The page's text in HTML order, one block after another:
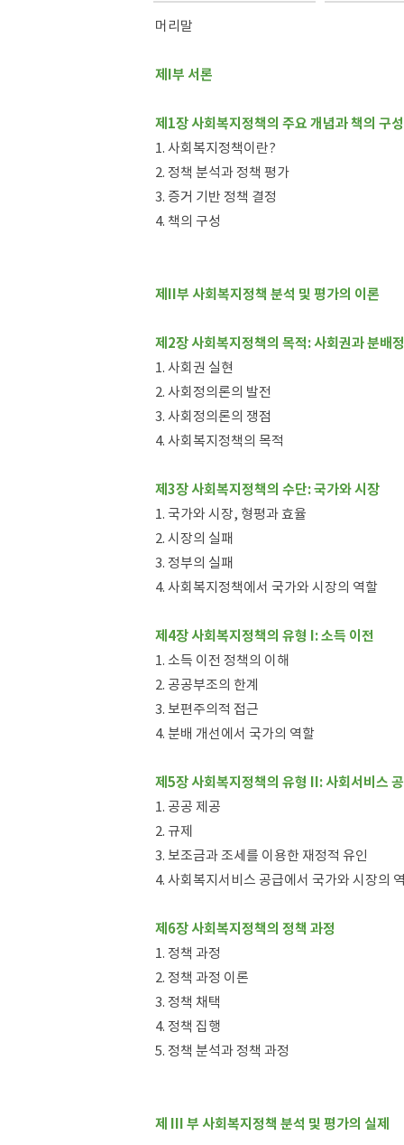
머리말
제I부 서론
제1장 사회복지정책의 주요 개념과 책의 구성
1. 사회복지정책이란?
2. 정책 분석과 정책 평가
3. 증거 기반 정책 결정
4. 책의 구성
제II부 사회복지정책 분석 및 평가의 이론
제2장 사회복지정책의 목적: 사회권과 분배
1. 사회권 실현
2. 사회정의론의 발전
3. 사회정의론의 쟁점
4. 사회복지정책의 목적
제3장 사회복지정책의 수단: 국가와 시장
1. 국가와 시장, 형평과 효율
2. 시장의 실패
3. 정부의 실패
4. 사회복지정책에서 국가와 시장의 역할
제4장 사회복지정책의 유형 I: 소득 이전
1. 소득 이전 정책의 이해
2. 공공부조의 한계
3. 보편주의적 접근
4. 분배 개선에서 국가의 역할
제5장 사회복지정책의 유형 II: 사회서비스
1. 공공 제공
2. 규제
3. 보조금과 조세를 이용한 재정적 유인
4. 사회복지서비스 공급에서 국가와 시장의
제6장 사회복지정책의 정책 과정
1. 정책 과정
2. 정책 과정 이론
3. 정책 채택
4. 정책 집행
5. 정책 분석과 정책 과정
제 III 부 사회복지정책 분석 및 평가의 실제